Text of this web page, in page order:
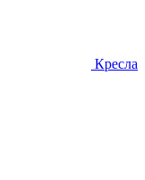
Кресла